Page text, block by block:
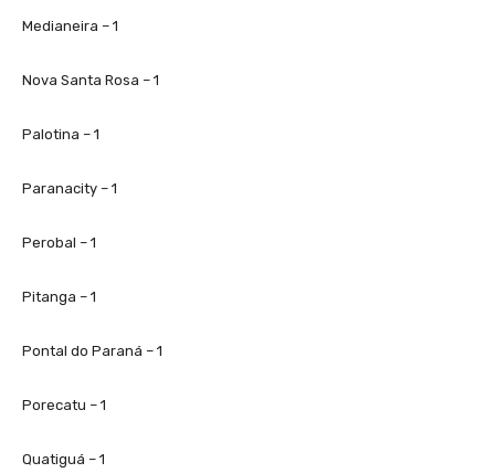
Medianeira – 1
Nova Santa Rosa – 1
Palotina – 1
Paranacity – 1
Perobal – 1
Pitanga – 1
Pontal do Paraná – 1
Porecatu – 1
Quatiguá – 1